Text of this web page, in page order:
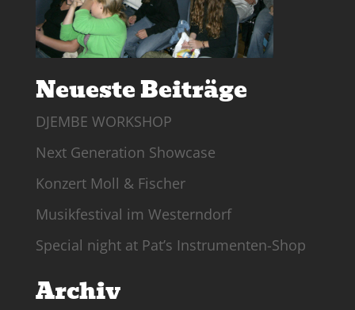
Neueste Beiträge
DJEMBE WORKSHOP
Next Generation Showcase
Konzert Moll & Fischer
Musikfestival im Westerndorf
Special night at Pat’s Instrumenten-Shop
Archiv